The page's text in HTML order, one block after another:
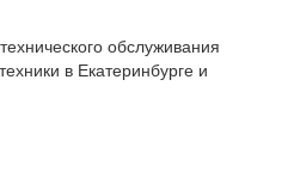
обслуживания
в Екатеринбурге и